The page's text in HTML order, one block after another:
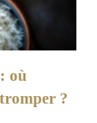
où
?